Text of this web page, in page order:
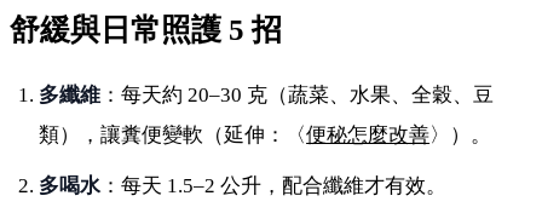
舒緩與日常照護 5 招
多纖維 ：每天約 20–30 克（蔬菜、水果、全穀、豆
類），讓糞便變軟（延伸：〈便秘怎麼改善〉）。
多喝水：每天 1.5–2 公升，配合纖維才有效。